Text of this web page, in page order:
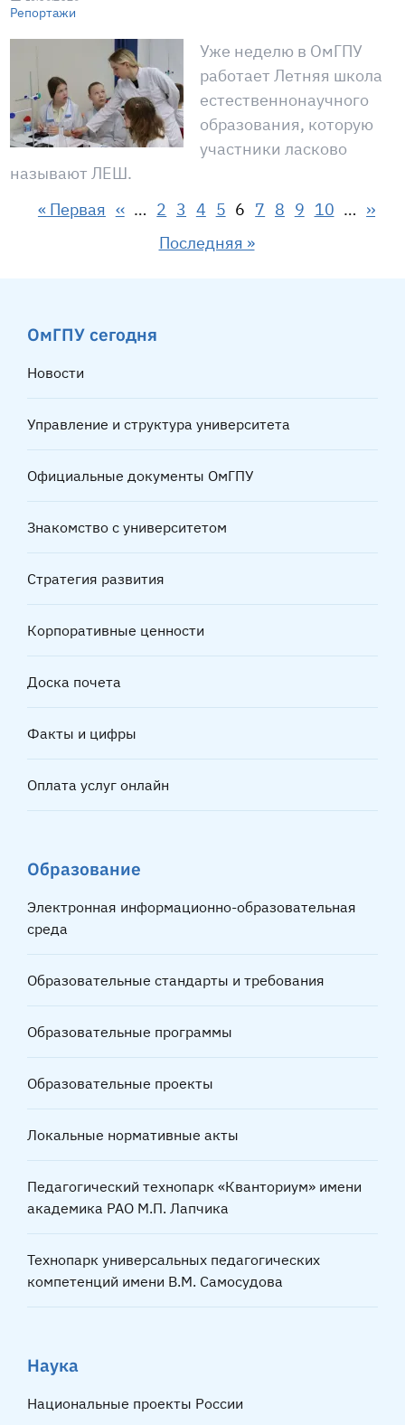
Репортажи
Уже неделю в ОмГПУ
работает Летняя школа
естественнонаучного
образования, которую
участники ласково
называют ЛЕШ.
Нумерация страниц
Первая страница
« Первая Предыдущая страница
‹‹ … Страница
2 Страница
3 Страница
4 Страница
5 Страница
6 Страница
7 Страница
8 Страница
9 Страница
10 … ››
Последняя страница
Последняя »
ОмГПУ сегодня
Новости
Управление и структура университета
Официальные документы ОмГПУ
Знакомство с университетом
Стратегия развития
Корпоративные ценности
Доска почета
Факты и цифры
Оплата услуг онлайн
Образование
Электронная информационно-образовательная
среда
Образовательные стандарты и требования
Образовательные программы
Образовательные проекты
Локальные нормативные акты
Педагогический технопарк «Кванториум» имени
академика РАО М.П. Лапчика
Технопарк универсальных педагогических
компетенций имени В.М. Самосудова
Наука
Национальные проекты России